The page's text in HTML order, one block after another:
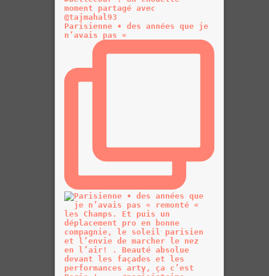
Parisienne • des années que je
n’avais pas «